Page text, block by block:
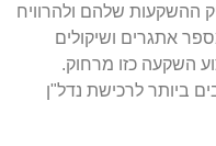
ההשקעות שלהם ולהרוויח
אתגרים ושיקולים
השקעה כזו מרחוק.
ביותר לרכישת נדל"ן